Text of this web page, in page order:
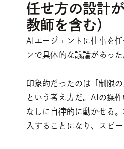
任せ方の設計
教師を含む）
AIエージェントに仕事を
ンで具体的な議論があった
印象的だったのは「制限
という考え方だ。AIの操
なしに自律的に動かせる
入することになり、スピ